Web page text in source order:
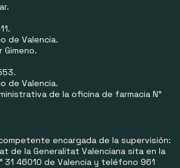
de Valencia.
Gimeno.
de Valencia.
de la oficina de farmacia N°
encargada de la supervisión:
de la Generalitat Valenciana sita en la
31 46010 de Valencia y teléfono 961